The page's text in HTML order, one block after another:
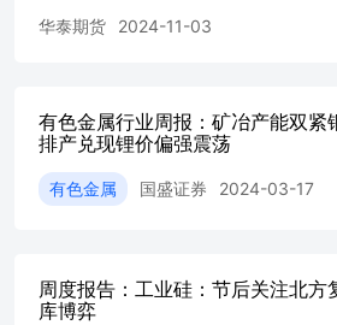
华泰期货 2024-11-03
有色金属行业周报：矿冶产能双紧
排产兑现锂价偏强震荡
有色金属 国盛证券 2024-03-17
周度报告：工业硅：节后关注北方
库博弈